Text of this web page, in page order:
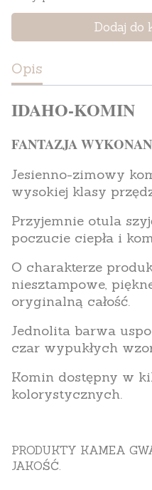
Dodaj do
Opis
IDAHO-KOMIN
FANTAZJA
Jesienno-zimowy
wysokiej klasy
Przyjemnie otula
poczucie ciepła i
O charakterze
niesztampowe,
oryginalną całość.
Jednolita barwa
czar wypukłych
Komin dostępny w
kolorystycznych.
PRODUKTY KAMEA
JAKOŚĆ.